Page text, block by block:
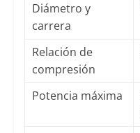
Diámetro y
carrera
Relación de
compresión
Potencia máxima